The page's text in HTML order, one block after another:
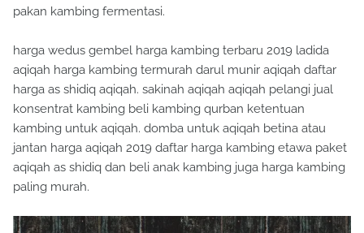
pakan kambing fermentasi.
harga wedus gembel harga kambing terbaru 2019 ladida
aqiqah harga kambing termurah darul munir aqiqah daftar
harga as shidiq aqiqah. sakinah aqiqah aqiqah pelangi jual
konsentrat kambing beli kambing qurban ketentuan
kambing untuk aqiqah. domba untuk aqiqah betina atau
jantan harga aqiqah 2019 daftar harga kambing etawa paket
aqiqah as shidiq dan beli anak kambing juga harga kambing
paling murah.